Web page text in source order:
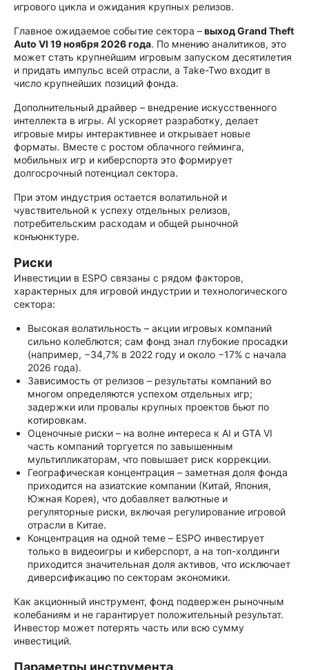
игрового цикла и ожидания крупных релизов.
Главное ожидаемое событие сектора –выход Grand Theft
Auto VI 19 ноября 2026 года. По мнению аналитиков, это
может стать крупнейшим игровым запуском десятилетия
и придать импульс всей отрасли, а Take-Two входит в
число крупнейших позиций фонда.
Дополнительный драйвер – внедрение искусственного
интеллекта в игры. AI ускоряет разработку, делает
игровые миры интерактивнее и открывает новые
форматы. Вместе с ростом облачного гейминга,
мобильных игр и киберспорта это формирует
долгосрочный потенциал сектора.
При этом индустрия остается волатильной и
чувствительной к успеху отдельных релизов,
потребительским расходам и общей рыночной
конъюнктуре.
Риски
Инвестиции в ESPO связаны с рядом факторов,
характерных для игровой индустрии и технологического
сектора:
Высокая волатильность – акции игровых компаний
сильно колеблются; сам фонд знал глубокие просадки
(например, −34,7% в 2022 году и около −17% с начала
2026 года).
Зависимость от релизов – результаты компаний во
многом определяются успехом отдельных игр;
задержки или провалы крупных проектов бьют по
котировкам.
Оценочные риски – на волне интереса к AI и GTA VI
часть компаний торгуется по завышенным
мультипликаторам, что повышает риск коррекции.
Географическая концентрация – заметная доля фонда
приходится на азиатские компании (Китай, Япония,
Южная Корея), что добавляет валютные и
регуляторные риски, включая регулирование игровой
отрасли в Китае.
Концентрация на одной теме – ESPO инвестирует
только в видеоигры и киберспорт, а на топ-холдинги
приходится значительная доля активов, что исключает
диверсификацию по секторам экономики.
Как акционный инструмент, фонд подвержен рыночным
колебаниям и не гарантирует положительный результат.
Инвестор может потерять часть или всю сумму
инвестиций.
Параметры инструмента